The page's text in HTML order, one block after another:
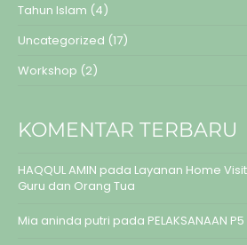
Tahun Islam (4)
Uncategorized (17)
Workshop (2)
KOMENTAR TERBARU
HAQQUL AMIN pada Layanan Home
Guru dan Orang Tua
Mia aninda putri pada PELAKSANAAN